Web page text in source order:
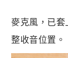
麥克風，已
整收音位置。